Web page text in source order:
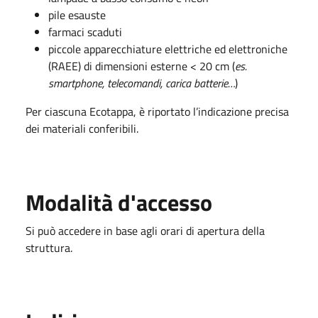
pile esauste
farmaci scaduti
piccole apparecchiature elettriche ed elettroniche
(RAEE) di dimensioni esterne < 20 cm (es.
smartphone, telecomandi, carica batterie…)
Per ciascuna Ecotappa, è riportato l’indicazione precisa
dei materiali conferibili.
Modalità d'accesso
Si può accedere in base agli orari di apertura della
struttura.